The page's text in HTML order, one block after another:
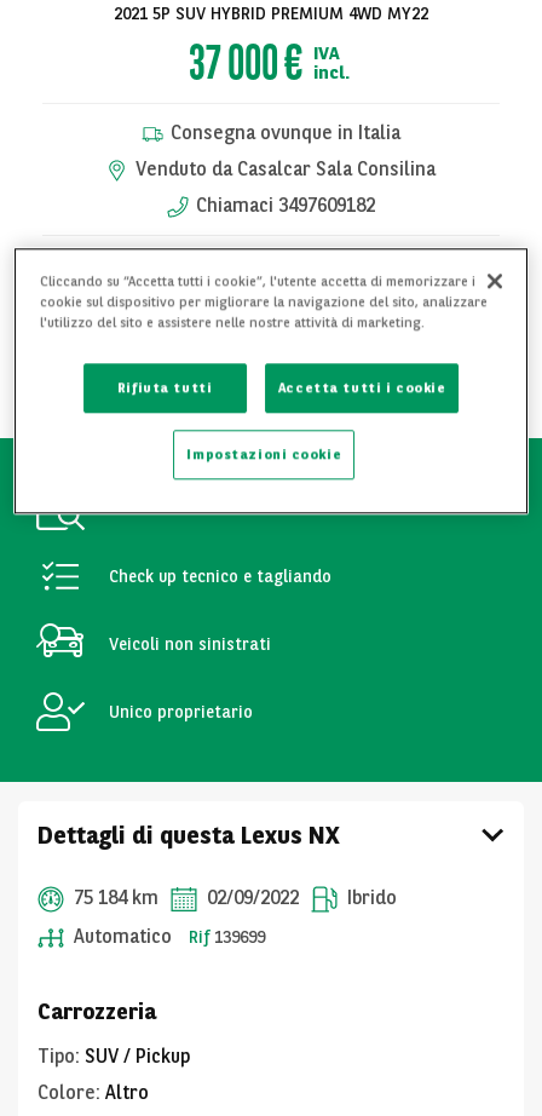
2021 5P SUV HYBRID PREMIUM 4WD MY22
37 000 € IVA
incl.
Consegna ovunque in Italia
Venduto da Casalcar Sala Consilina
Chiamaci 3497609182
RICHIEDI PRENOTAZIONE
RICHIEDI INFORMAZIONI
AGGIUNGI AI PREFERITI
Attestato manutentivo
Check up tecnico e tagliando
Veicoli non sinistrati
Unico proprietario
Dettagli di questa Lexus NX
75 184 km 02/09/2022
Ibrido
Automatico
Rif 139699
Carrozzeria
Tipo: SUV / Pickup
Colore: Altro
Cliccando su “Accetta tutti i cookie”, l'utente accetta di memorizzare i
cookie sul dispositivo per migliorare la navigazione del sito, analizzare
l'utilizzo del sito e assistere nelle nostre attività di marketing.
Rifiuta tutti Accetta tutti i cookie
Impostazioni cookie